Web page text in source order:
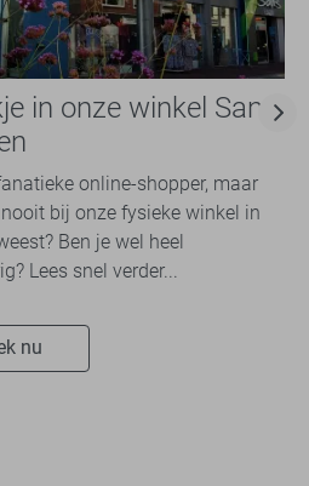
in onze winkel Sans
online-shopper, maar
bij onze fysieke winkel in
Ben je wel heel
Lees snel verder...
nu